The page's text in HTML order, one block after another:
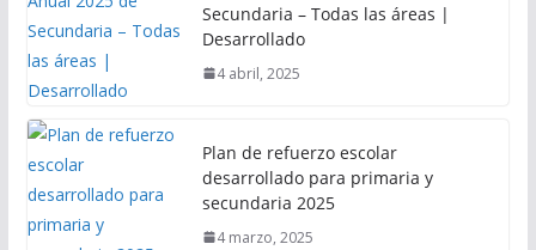
Secundaria – Todas las áreas |
Desarrollado
4 abril, 2025
Plan de refuerzo escolar
desarrollado para primaria y
secundaria 2025
4 marzo, 2025